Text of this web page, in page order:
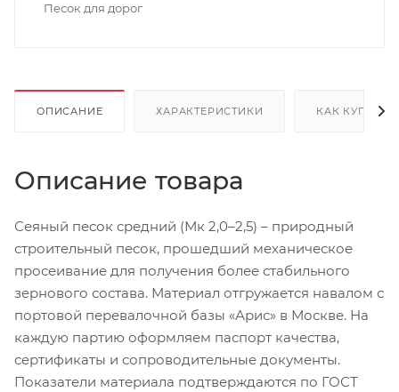
Песок для дорог
ОПИСАНИЕ ХАРАКТЕРИСТИКИ КАК КУПИТЬ
Описание товара
Сеяный песок средний (Мк 2,0–2,5) – природный
строительный песок, прошедший механическое
просеивание для получения более стабильного
зернового состава. Материал отгружается навалом с
портовой перевалочной базы «Арис» в Москве. На
каждую партию оформляем паспорт качества,
сертификаты и сопроводительные документы.
Показатели материала подтверждаются по ГОСТ